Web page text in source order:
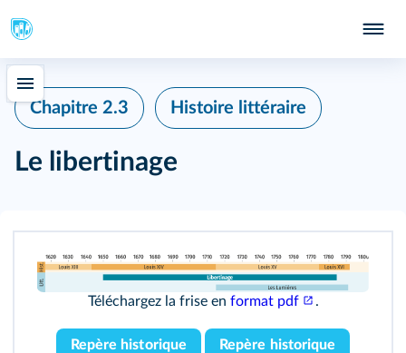
Chapitre 2.3 Histoire littéraire
Le libertinage
Téléchargez la frise en format pdf .
Repère historique Repère historique